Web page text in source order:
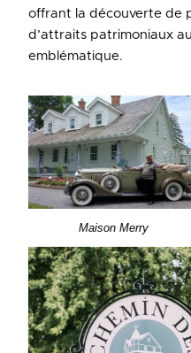
offrant la découverte de
d’attraits patrimoniaux
emblématique.
Maison Merry